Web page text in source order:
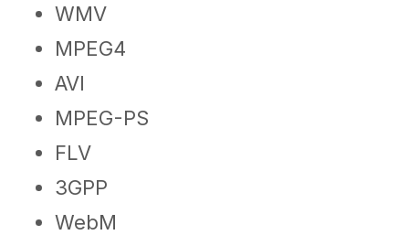
WMV
MPEG4
AVI
MPEG-PS
FLV
3GPP
WebM